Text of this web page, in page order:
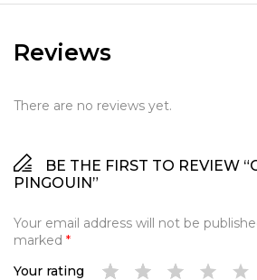
Reviews
There are no reviews yet.
BE THE FIRST TO REVIEW
PINGOUIN”
Your email address will not be
marked *
Your rating